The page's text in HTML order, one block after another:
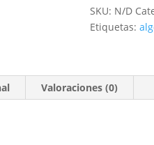
SKU: N/D
Etiquetas:
Valoraciones (0)